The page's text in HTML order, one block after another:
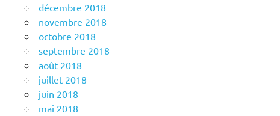
décembre 2018
novembre 2018
octobre 2018
septembre 2018
août 2018
juillet 2018
juin 2018
mai 2018